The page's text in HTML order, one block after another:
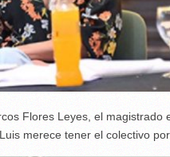
Flores Leyes, el
merece tener el colectivo